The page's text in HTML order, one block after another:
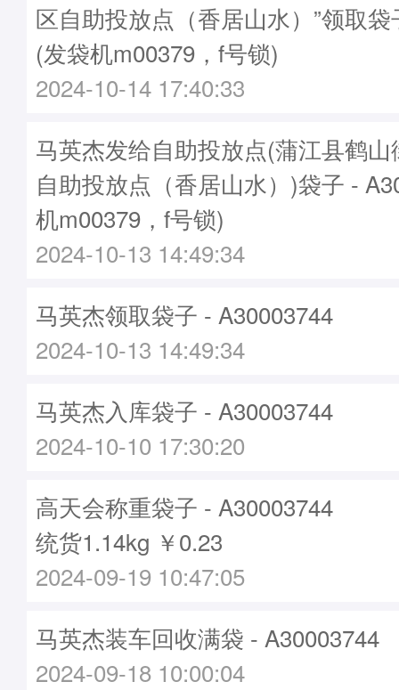
区自助投放点（香居山水）”领取
(发袋机m00379，f号锁)
2024-10-14 17:40:33
马英杰发给自助投放点(蒲江县鹤
自助投放点（香居山水）)袋子 -
机m00379，f号锁)
2024-10-13 14:49:34
马英杰领取袋子 - A30003744
2024-10-13 14:49:34
马英杰入库袋子 - A30003744
2024-10-10 17:30:20
高天会称重袋子 - A30003744
统货1.14kg ￥0.23
2024-09-19 10:47:05
马英杰装车回收满袋 - A30003744
2024-09-18 10:00:04